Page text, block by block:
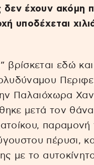
δεν έχουν ακόμη
υποδέχεται
βρίσκεται εδώ
Παλαιόχωρα
μετά τον
παραμονή
πέρυσι,
με το